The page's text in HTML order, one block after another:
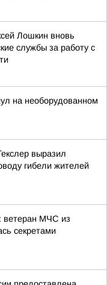
Лошкин вновь
службы за работу с
на необорудованном
выразил
гибели жителей
ветеран МЧС из
секретами